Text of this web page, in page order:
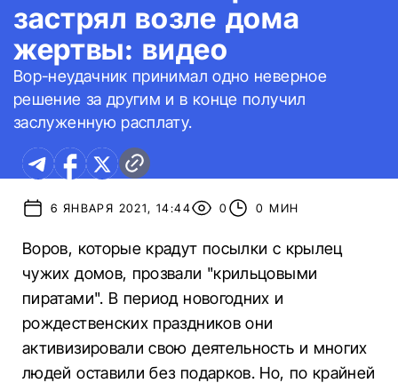
застрял возле дома
жертвы: видео
Вор-неудачник принимал одно неверное
решение за другим и в конце получил
заслуженную расплату.
6 ЯНВАРЯ 2021, 14:44 0 0 МИН
Воров, которые крадут посылки с крылец
чужих домов, прозвали "крильцовыми
пиратами". В период новогодних и
рождественских праздников они
активизировали свою деятельность и многих
людей оставили без подарков. Но, по крайней